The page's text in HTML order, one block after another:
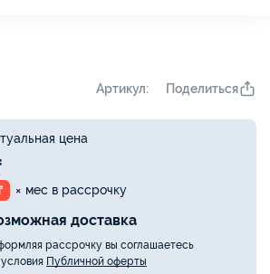
Артикул: Поделиться
цена
× мес в рассрочку
доставка
рассрочку вы соглашаетесь
Публичной оферты